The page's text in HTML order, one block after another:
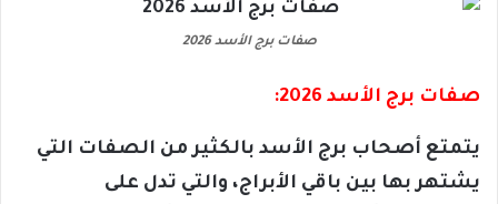
صفات برج الأسد 2026
صفات برج الأسد 2026:
يتمتع أصحاب برج الأسد بالكثير من الصفات التي
يشتهر بها بين باقي الأبراج، والتي تدل على